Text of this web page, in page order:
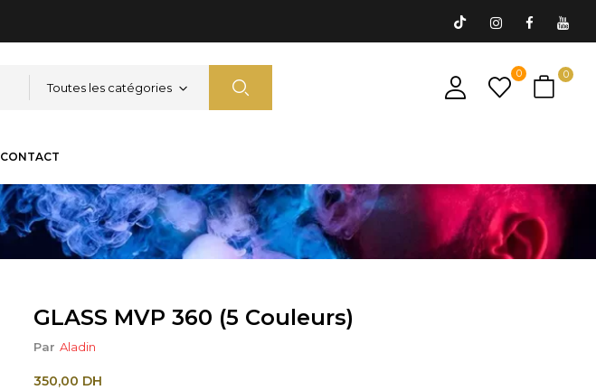
Toutes les catégories
0 0
CONTACT
GLASS MVP 360 (5 Couleurs)
Par Aladin
350,00 DH